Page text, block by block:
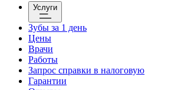
Услуги
Зубы за 1 день
Цены
Врачи
Работы
Запрос справки в налоговую
Гарантии